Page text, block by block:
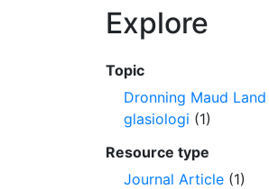
Explore
Topic
Dronning Maud Land
glasiologi (1)
Resource type
Journal Article (1)